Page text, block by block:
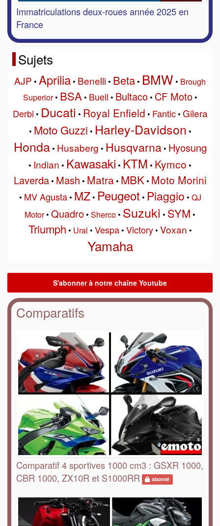
Immatriculations deux-roues année 2025 en
France
Sujets
AJP • Aprilia• Benelli• Beta• BMW • Brough
Superior• BSA• Buell • Bultaco• CF Moto•
Derbi • Ducati • Royal Enfield • Fantic• Gilera
• Moto Guzzi • Harley-Davidson •
Honda• Husaberg • Husqvarna• Hyosung
• Indian • Kawasaki • KTM • Kymco •
Laverda• Mash • Matra• MBK• Moto Morini
• MV Agusta• MZ• Peugeot • Piaggio • QJ
Motor• Quadro• Sherco• Suzuki • SYM •
Triumph • Ural • Vespa• Victory• Voxan •
Yamaha
Comparatifs
Comparatif 4 sportives 1000 cm3 : GSXR 1000,
CBR 1000, ZX10R et S1000RR
abonné